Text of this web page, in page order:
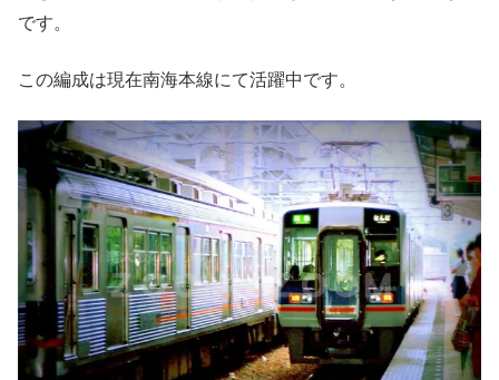
です。
この編成は現在南海本線にて活躍中です。